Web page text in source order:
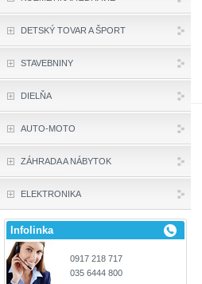
DETSKÝ TOVAR A ŠPORT
STAVEBNINY
DIELŇA
AUTO-MOTO
ZÁHRADA A NÁBYTOK
ELEKTRONIKA
Infolinka
0917 218 717
035 6444 800